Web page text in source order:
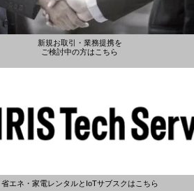
新規お取引・業務提携を
ご検討中の方はこちら
省エネ・家電レンタルとIoTサブスクはこちら